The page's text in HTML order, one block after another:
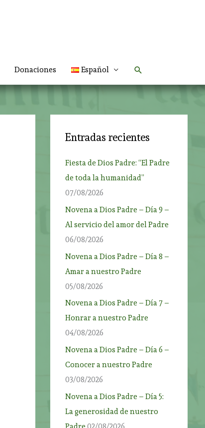
Donaciones Español Buscar
Entradas recientes
Fiesta de Dios Padre: “El Padre
de toda la humanidad”
07/08/2026
Novena a Dios Padre – Día 9 –
Al servicio del amor del Padre
06/08/2026
Novena a Dios Padre – Día 8 –
Amar a nuestro Padre
05/08/2026
Novena a Dios Padre – Día 7 –
Honrar a nuestro Padre
04/08/2026
Novena a Dios Padre – Día 6 –
Conocer a nuestro Padre
03/08/2026
Novena a Dios Padre – Día 5:
La generosidad de nuestro